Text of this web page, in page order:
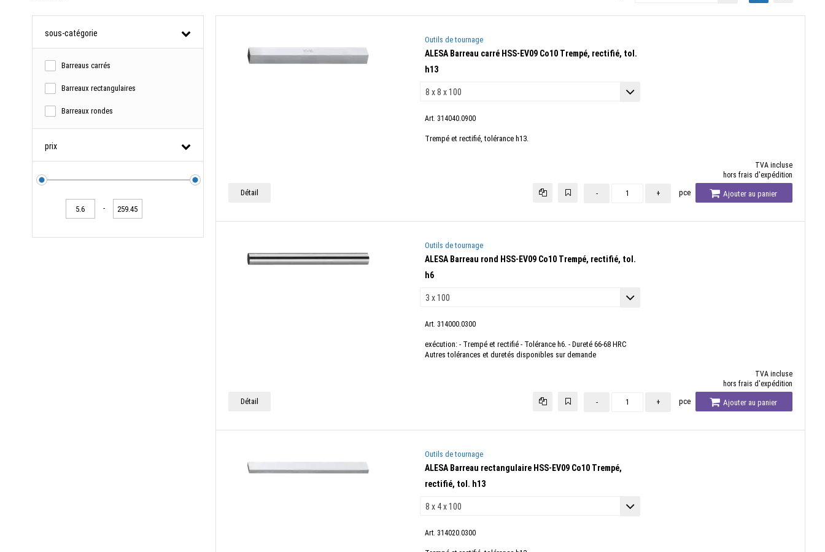
sous-catégorie
Barreaus carrés
Barreaux rectangulaires
Barreaux rondes
prix
-
Outils de tournage
ALESA Barreau carré HSS-EV09 Co10 Trempé, rectifié, tol.
h13
Art. 314040.0900
Trempé et rectifié, tolérance h13.
TVA incluse
hors frais d'expédition
Détail - + pce Ajouter au panier
Outils de tournage
ALESA Barreau rond HSS-EV09 Co10 Trempé, rectifié, tol.
h6
Art. 314000.0300
exécution: - Trempé et rectifié - Tolérance h6. - Dureté 66-68 HRC
Autres tolérances et duretés disponibles sur demande
TVA incluse
hors frais d'expédition
Détail - + pce Ajouter au panier
Outils de tournage
ALESA Barreau rectangulaire HSS-EV09 Co10 Trempé,
rectifié, tol. h13
Art. 314020.0300